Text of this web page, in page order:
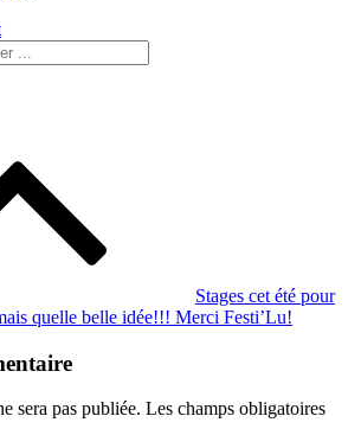
Stages cet été pour
quelle belle idée!!! Merci Festi’Lu!
sera pas publiée. Les champs obligatoires